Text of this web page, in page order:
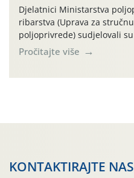
Djelatnici Ministarstva
ribarstva (Uprava za
poljoprivrede) sudjelovali
forumu, održanom
tradicije u Putnikovićima na
Pročitajte više
KONTAKTIRAJTE NAS